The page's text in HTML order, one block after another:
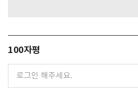
100자평